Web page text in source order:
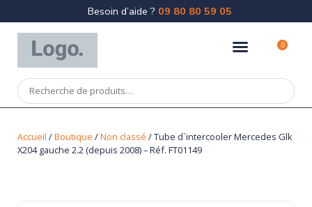
Besoin d’aide ? 09 80 80 59 05
0
Accueil /Boutique /Non classé / Tube d`intercooler Mercedes Glk
X204 gauche 2.2 (depuis 2008) – Réf. FT01149